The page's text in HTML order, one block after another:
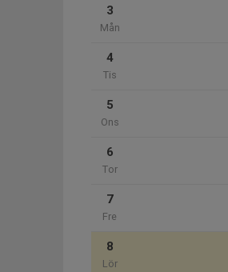
3
Mån
4
Tis
5
Ons
6
Tor
7
Fre
8
Lör